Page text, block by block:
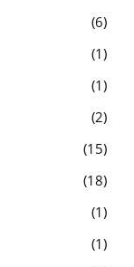
6
1
1
2
15
18
1
1